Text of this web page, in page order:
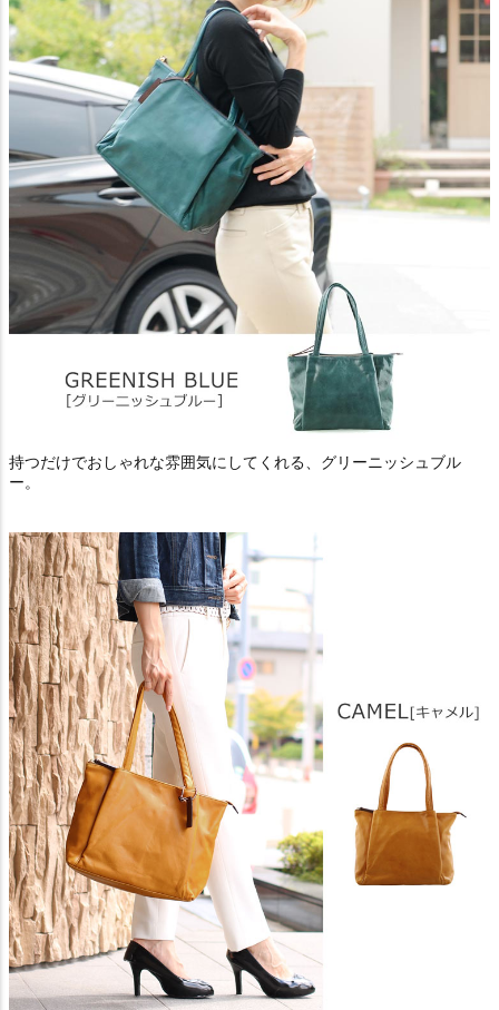
持つだけでおしゃれな雰囲気にしてくれる、グリーニッシュブル
ー。